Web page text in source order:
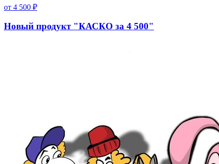
от 4 500 ₽
Новый продукт "КАСКО за 4 500"